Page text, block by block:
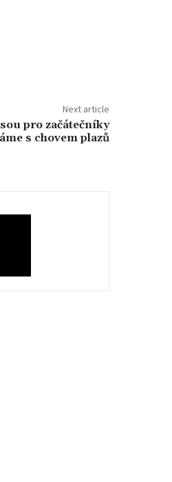
Next article
pro začátečníky
s chovem plazů